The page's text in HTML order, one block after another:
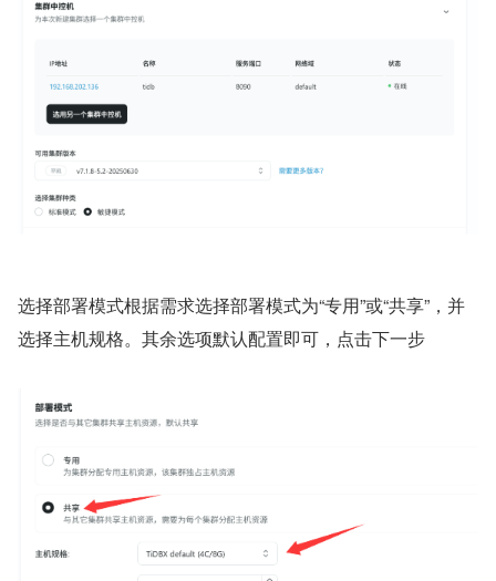
选择部署模式根据需求选择部署模式为“专用”或“共享”，并
选择主机规格。其余选项默认配置即可，点击下一步